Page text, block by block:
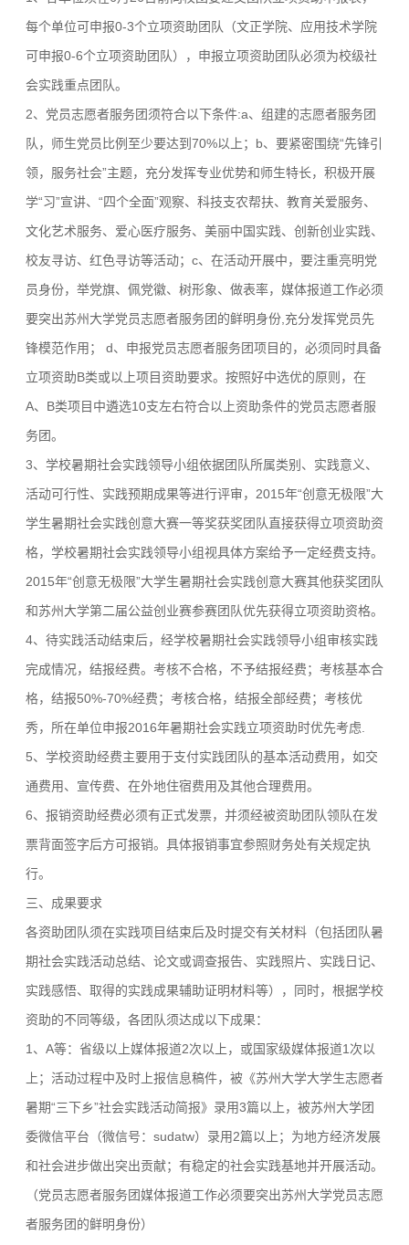
每个单位可申报0-3个立项资助团队（文正学院、应用技术学院
可申报0-6个立项资助团队），申报立项资助团队必须为校级社
会实践重点团队。
2、党员志愿者服务团须符合以下条件:a、组建的志愿者服务团
队，师生党员比例至少要达到70%以上；b、要紧密围绕“先锋引
领，服务社会”主题，充分发挥专业优势和师生特长，积极开展
学“习”宣讲、“四个全面”观察、科技支农帮扶、教育关爱服务、
文化艺术服务、爱心医疗服务、美丽中国实践、创新创业实践、
校友寻访、红色寻访等活动；c、在活动开展中，要注重亮明党
员身份，举党旗、佩党徽、树形象、做表率，媒体报道工作必须
要突出苏州大学党员志愿者服务团的鲜明身份,充分发挥党员先
锋模范作用； d、申报党员志愿者服务团项目的，必须同时具备
立项资助B类或以上项目资助要求。按照好中选优的原则，在
A、B类项目中遴选10支左右符合以上资助条件的党员志愿者服
务团。
3、学校暑期社会实践领导小组依据团队所属类别、实践意义、
活动可行性、实践预期成果等进行评审，2015年“创意无极限”大
学生暑期社会实践创意大赛一等奖获奖团队直接获得立项资助资
格，学校暑期社会实践领导小组视具体方案给予一定经费支持。
2015年“创意无极限”大学生暑期社会实践创意大赛其他获奖团队
和苏州大学第二届公益创业赛参赛团队优先获得立项资助资格。
4、待实践活动结束后，经学校暑期社会实践领导小组审核实践
完成情况，结报经费。考核不合格，不予结报经费；考核基本合
格，结报50%-70%经费；考核合格，结报全部经费；考核优
秀，所在单位申报2016年暑期社会实践立项资助时优先考虑.
5、学校资助经费主要用于支付实践团队的基本活动费用，如交
通费用、宣传费、在外地住宿费用及其他合理费用。
6、报销资助经费必须有正式发票，并须经被资助团队领队在发
票背面签字后方可报销。具体报销事宜参照财务处有关规定执
行。
三、成果要求
各资助团队须在实践项目结束后及时提交有关材料（包括团队暑
期社会实践活动总结、论文或调查报告、实践照片、实践日记、
实践感悟、取得的实践成果辅助证明材料等），同时，根据学校
资助的不同等级，各团队须达成以下成果：
1、A等：省级以上媒体报道2次以上，或国家级媒体报道1次以
上；活动过程中及时上报信息稿件，被《苏州大学大学生志愿者
暑期“三下乡”社会实践活动简报》录用3篇以上，被苏州大学团
委微信平台（微信号：sudatw）录用2篇以上；为地方经济发展
和社会进步做出突出贡献；有稳定的社会实践基地并开展活动。
（党员志愿者服务团媒体报道工作必须要突出苏州大学党员志愿
者服务团的鲜明身份）